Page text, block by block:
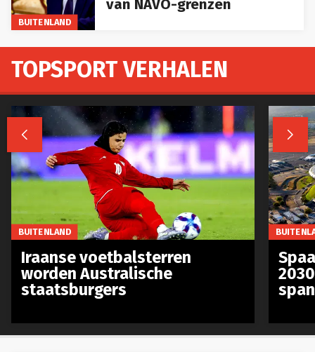
BUITENLAND
TOPSPORT VERHALEN
 
BUITENLAND
Iraanse voetbalsterren
worden Australische
staatsburgers